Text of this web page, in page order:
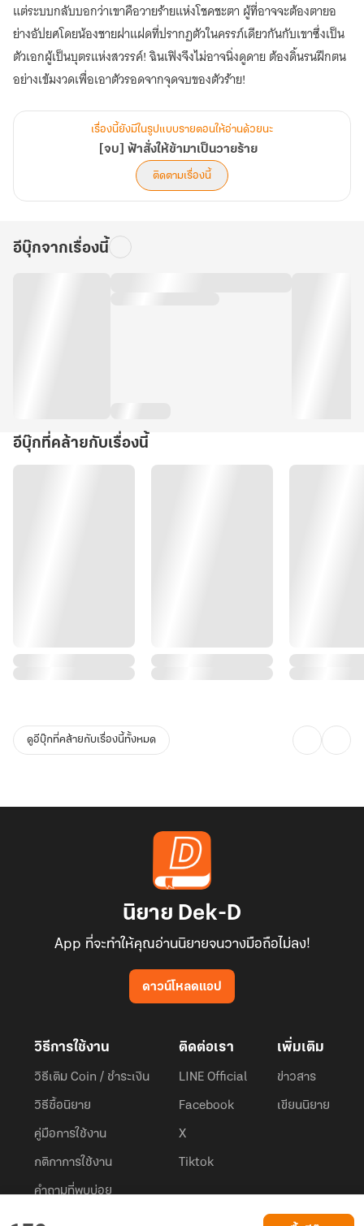
แต่ระบบกลับบอกว่าเขาคือวายร้ายแห่งโชคชะตา ผู้ที่อาจจะต้องตายอ
ย่างอัปยศโดยน้องชายฝาแฝดที่ปรากฏตัวในครรภ์เดียวกันกับเขาซึ่งเป็น
ตัวเอกผู้เป็นบุตรแห่งสวรรค์! ฉินเฟิงจึงไม่อาจนิ่งดูดาย ต้องดิ้นรนฝึกตน
อย่างเข้มงวดเพื่อเอาตัวรอดจากจุดจบของตัวร้าย!
เรื่องนี้ยังมีในรูปแบบรายตอนให้อ่านด้วยนะ
[จบ] ฟ้าสั่งให้ข้ามาเป็นวายร้าย
ติดตามเรื่องนี้
อีบุ๊กจากเรื่องนี้
อีบุ๊กที่คล้ายกับเรื่องนี้
ดูอีบุ๊กที่คล้ายกับเรื่องนี้ทั้งหมด
นิยาย Dek-D
App ที่จะทำให้คุณอ่านนิยายจนวางมือถือไม่ลง!
ดาวน์โหลดแอป
วิธีการใช้งาน
วิธีเติม Coin / ชำระเงิน
วิธีซื้อนิยาย
คู่มือการใช้งาน
กติกาการใช้งาน
คำถามที่พบบ่อย
ติดต่อเรา
LINE Official
Facebook
X
Tiktok
เพิ่มเติม
ข่าวสาร
เขียนนิยาย